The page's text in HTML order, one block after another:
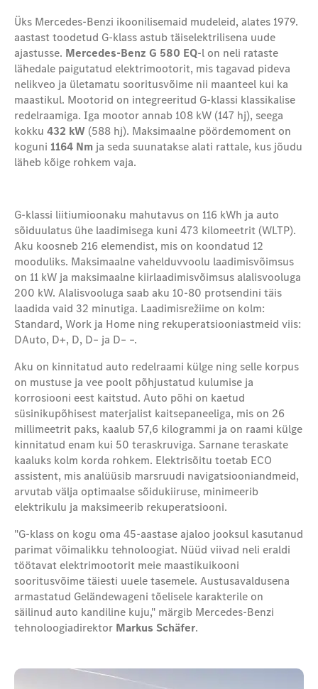
Üks Mercedes-Benzi ikoonilisemaid mudeleid, alates 1979.
aastast toodetud G-klass astub täiselektrilisena uude
ajastusse. Mercedes-Benz G 580 EQ-l on neli rataste
lähedale paigutatud elektrimootorit, mis tagavad pideva
nelikveo ja ületamatu sooritusvõime nii maanteel kui ka
maastikul. Mootorid on integreeritud G-klassi klassikalise
redelraamiga. Iga mootor annab 108 kW (147 hj), seega
kokku 432 kW (588 hj). Maksimaalne pöördemoment on
koguni 1164 Nm ja seda suunatakse alati rattale, kus jõudu
läheb kõige rohkem vaja.
G-klassi liitiumioonaku mahutavus on 116 kWh ja auto
sõiduulatus ühe laadimisega kuni 473 kilomeetrit (WLTP).
Aku koosneb 216 elemendist, mis on koondatud 12
mooduliks. Maksimaalne vahelduvvoolu laadimisvõimsus
on 11 kW ja maksimaalne kiirlaadimisvõimsus alalisvooluga
200 kW. Alalisvooluga saab aku 10-80 protsendini täis
laadida vaid 32 minutiga. Laadimisrežiime on kolm:
Standard, Work ja Home ning rekuperatsiooniastmeid viis:
DAuto, D+, D, D– ja D– –.
Aku on kinnitatud auto redelraami külge ning selle korpus
on mustuse ja vee poolt põhjustatud kulumise ja
korrosiooni eest kaitstud. Auto põhi on kaetud
süsinikupõhisest materjalist kaitsepaneeliga, mis on 26
millimeetrit paks, kaalub 57,6 kilogrammi ja on raami külge
kinnitatud enam kui 50 teraskruviga. Sarnane teraskate
kaaluks kolm korda rohkem. Elektrisõitu toetab ECO
assistent, mis analüüsib marsruudi navigatsiooniandmeid,
arvutab välja optimaalse sõidukiiruse, minimeerib
elektrikulu ja maksimeerib rekuperatsiooni.
"G-klass on kogu oma 45-aastase ajaloo jooksul kasutanud
parimat võimalikku tehnoloogiat. Nüüd viivad neli eraldi
töötavat elektrimootorit meie maastikuikooni
sooritusvõime täiesti uuele tasemele. Austusavaldusena
armastatud Geländewageni tõelisele karakterile on
säilinud auto kandiline kuju," märgib Mercedes-Benzi
tehnoloogiadirektor Markus Schäfer.